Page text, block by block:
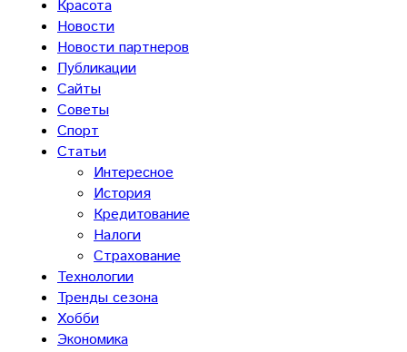
Красота
Новости
Новости партнеров
Публикации
Сайты
Советы
Спорт
Статьи
Интересное
История
Кредитование
Налоги
Страхование
Технологии
Тренды сезона
Хобби
Экономика